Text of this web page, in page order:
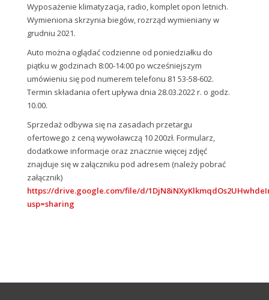
Wyposażenie klimatyzacja, radio, komplet opon letnich.
Wymieniona skrzynia biegów, rozrząd wymieniany w
grudniu 2021.
Auto można oglądać codzienne od poniedziałku do
piątku w godzinach 8:00-14:00 po wcześniejszym
umówieniu się pod numerem telefonu 81 53-58-602.
Termin składania ofert upływa dnia 28.03.2022 r. o godz.
10.00.
Sprzedaż odbywa się na zasadach przetargu
ofertowego z ceną wywoławczą 10 200zł. Formularz,
dodatkowe informacje oraz znacznie więcej zdjęć
znajduje się w załączniku pod adresem (należy pobrać
załącznik)
https://drive.google.com/file/d/
usp=sharing